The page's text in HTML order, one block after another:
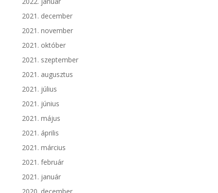
2021. december
2021. november
2021. október
2021. szeptember
2021. augusztus
2021. július
2021. június
2021. május
2021. április
2021. március
2021. február
2021. január